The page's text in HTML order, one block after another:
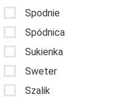
Spodnie
Spódnica
Sukienka
Sweter
Szalik